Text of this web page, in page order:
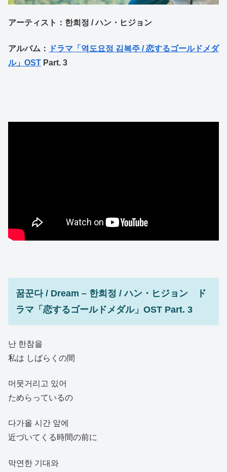
アーティスト：한희정 / ハン・ヒジョン
アルバム：
ドラマ「역도요정 김복주 / 恋するゴールドメダ
ル」OST Part. 3
꿈꾼다 / Dream – 한희정 / ハン・ヒジョン ド
ラマ「恋するゴールドメダル」OST Part. 3
난 한참을
私は しばらくの間
머뭇거리고 있어
ためらっているの
다가올 시간 앞에
近づいてくる時間の前に
막연한 기대와